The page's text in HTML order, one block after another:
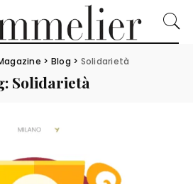
> Blog > Solidarietà
Solidarietà